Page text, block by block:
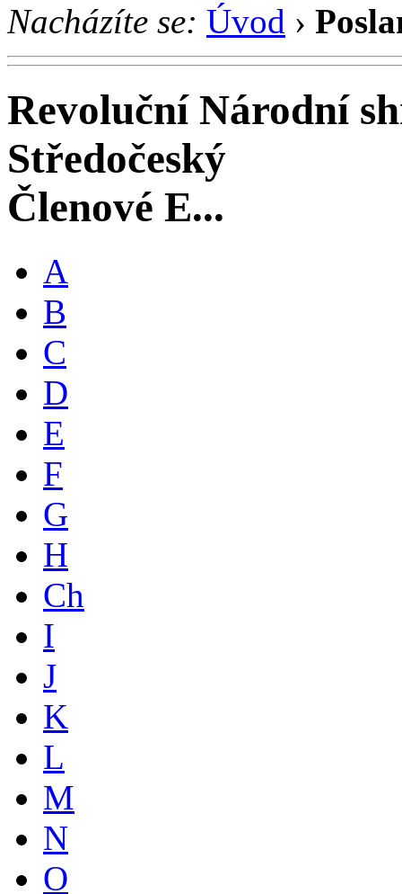
Nacházíte se: Úvod ›
Revoluční Národní
Středočeský
Členové E...
A
B
C
D
E
F
G
H
Ch
I
J
K
L
M
N
O